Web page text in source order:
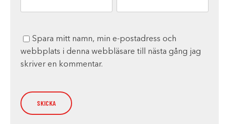
Spara mitt namn, min e-postadress och
webbplats i denna webbläsare till nästa gång jag
skriver en kommentar.